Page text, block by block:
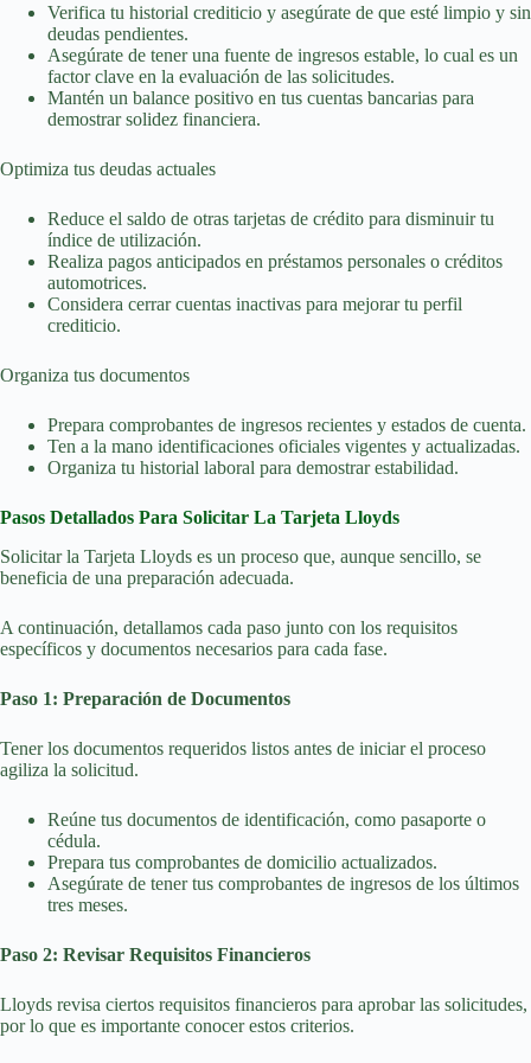
Verifica tu historial crediticio y asegúrate de que esté limpio y sin
deudas pendientes.
Asegúrate de tener una fuente de ingresos estable, lo cual es un
factor clave en la evaluación de las solicitudes.
Mantén un balance positivo en tus cuentas bancarias para
demostrar solidez financiera.
Optimiza tus deudas actuales
Reduce el saldo de otras tarjetas de crédito para disminuir tu
índice de utilización.
Realiza pagos anticipados en préstamos personales o créditos
automotrices.
Considera cerrar cuentas inactivas para mejorar tu perfil
crediticio.
Organiza tus documentos
Prepara comprobantes de ingresos recientes y estados de cuenta.
Ten a la mano identificaciones oficiales vigentes y actualizadas.
Organiza tu historial laboral para demostrar estabilidad.
Pasos Detallados Para Solicitar La Tarjeta Lloyds
Solicitar la Tarjeta Lloyds es un proceso que, aunque sencillo, se
beneficia de una preparación adecuada.
A continuación, detallamos cada paso junto con los requisitos
específicos y documentos necesarios para cada fase.
Paso 1: Preparación de Documentos
Tener los documentos requeridos listos antes de iniciar el proceso
agiliza la solicitud.
Reúne tus documentos de identificación, como pasaporte o
cédula.
Prepara tus comprobantes de domicilio actualizados.
Asegúrate de tener tus comprobantes de ingresos de los últimos
tres meses.
Paso 2: Revisar Requisitos Financieros
Lloyds revisa ciertos requisitos financieros para aprobar las solicitudes,
por lo que es importante conocer estos criterios.